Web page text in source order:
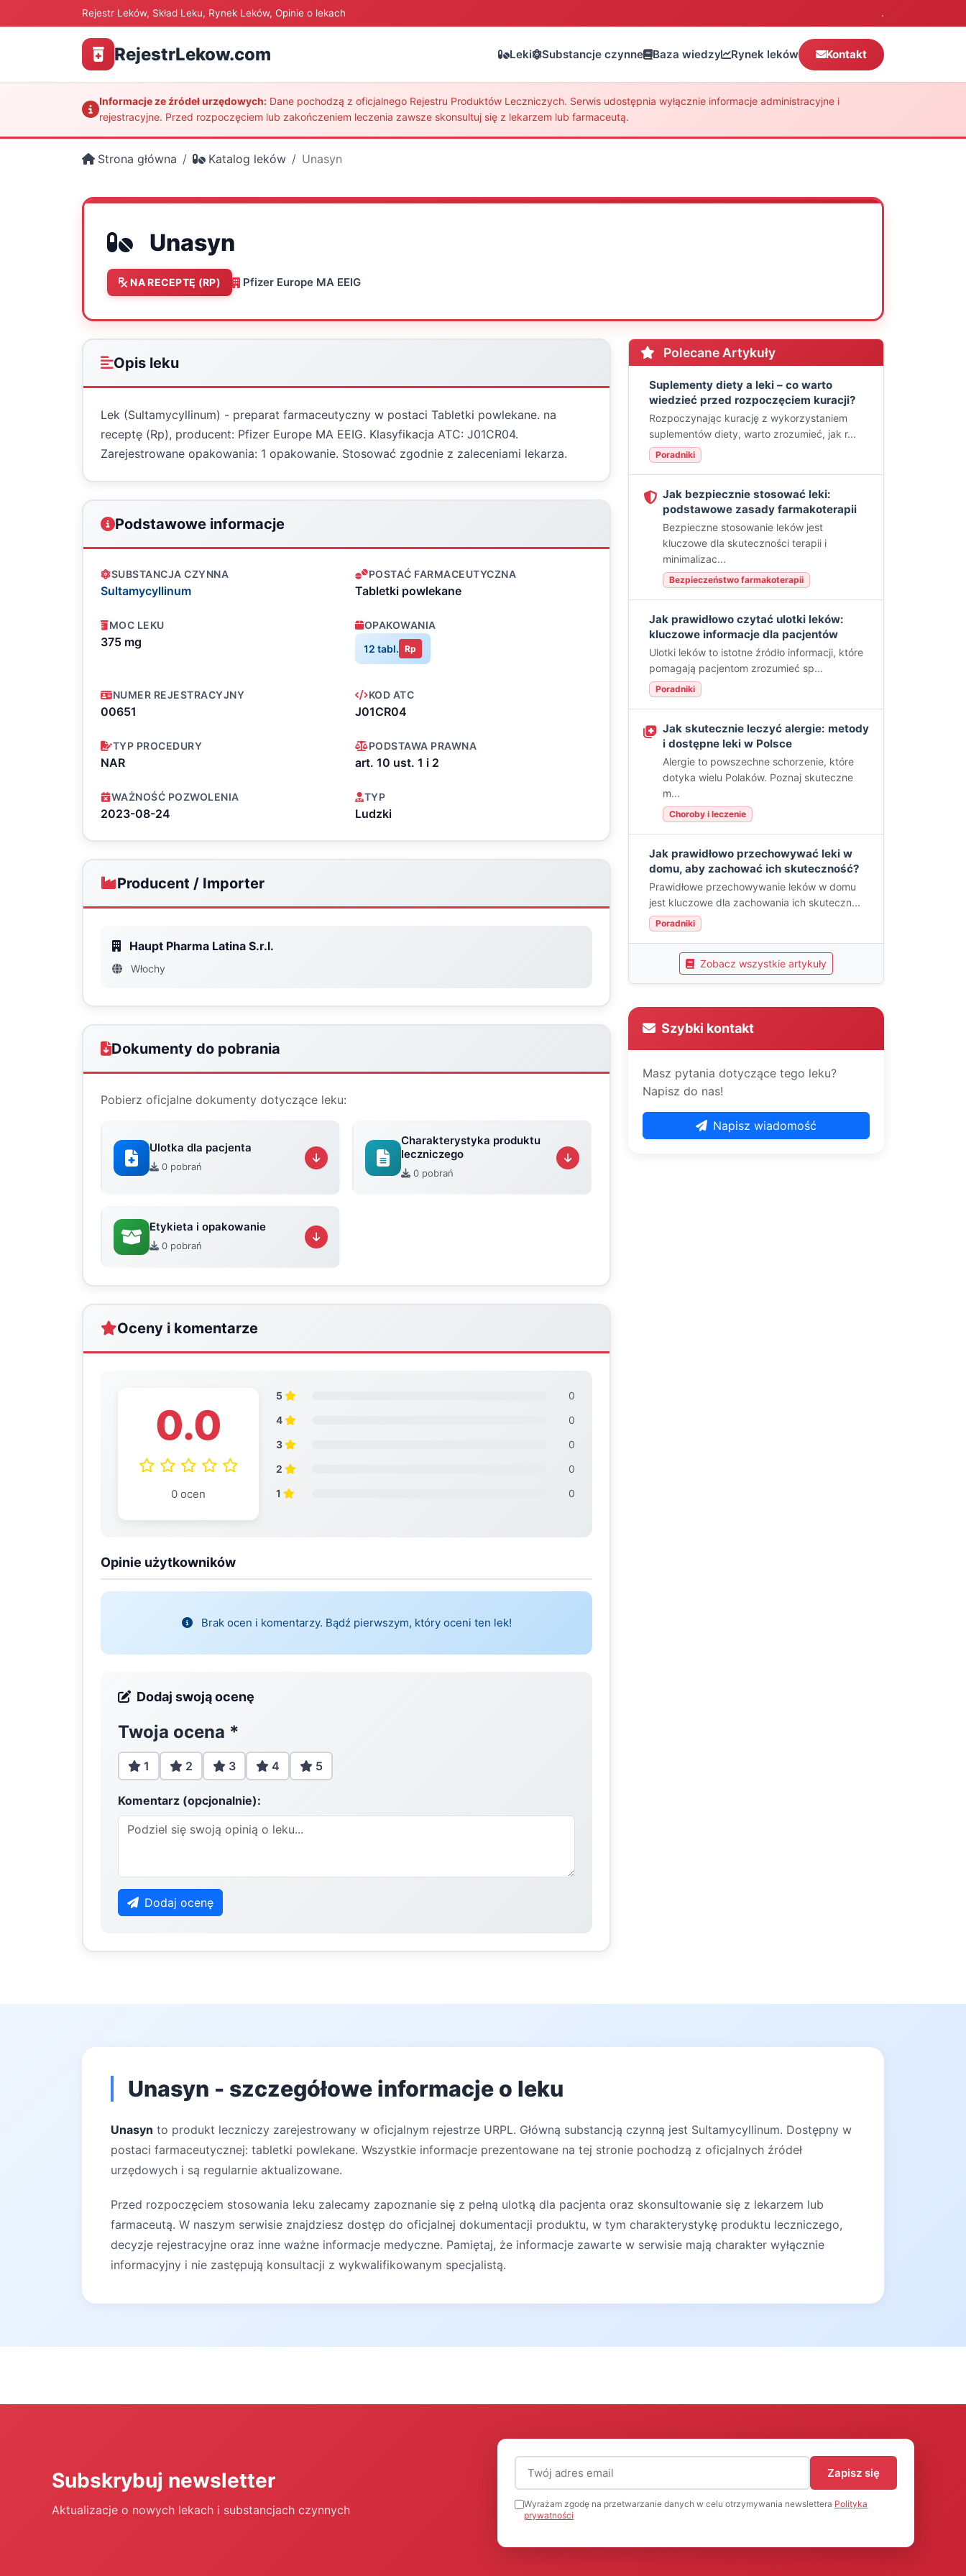
Rejestr Leków, Skład Leku, Rynek Leków, Opinie o lekach .
RejestrLekow.com Leki Substancje czynne Baza wiedzy Rynek leków Kontakt
Informacje ze źródeł urzędowych: Dane pochodzą z oficjalnego Rejestru Produktów Leczniczych. Serwis udostępnia wyłącznie informacje administracyjne i
rejestracyjne. Przed rozpoczęciem lub zakończeniem leczenia zawsze skonsultuj się z lekarzem lub farmaceutą.
Strona główna Katalog leków Unasyn
Unasyn
NA RECEPTĘ (RP) Pfizer Europe MA EEIG
Opis leku
Lek (Sultamycyllinum) - preparat farmaceutyczny w postaci Tabletki powlekane. na
receptę (Rp), producent: Pfizer Europe MA EEIG. Klasyfikacja ATC: J01CR04.
Zarejestrowane opakowania: 1 opakowanie. Stosować zgodnie z zaleceniami lekarza.
Podstawowe informacje
SUBSTANCJA CZYNNA
Sultamycyllinum
POSTAĆ FARMACEUTYCZNA
Tabletki powlekane
MOC LEKU
375 mg
OPAKOWANIA
12 tabl. Rp
NUMER REJESTRACYJNY
00651
KOD ATC
J01CR04
TYP PROCEDURY
NAR
PODSTAWA PRAWNA
art. 10 ust. 1 i 2
WAŻNOŚĆ POZWOLENIA
2023-08-24
TYP
Ludzki
Producent / Importer
Haupt Pharma Latina S.r.l.
Włochy
Dokumenty do pobrania
Pobierz oficjalne dokumenty dotyczące leku:
Ulotka dla pacjenta
0 pobrań
Charakterystyka produktu
leczniczego
0 pobrań
Etykieta i opakowanie
0 pobrań
Oceny i komentarze
0.0
0 ocen
5
0
4
0
3
0
2
0
1
0
Opinie użytkowników
Brak ocen i komentarzy. Bądź pierwszym, który oceni ten lek!
Dodaj swoją ocenę
Twoja ocena *
1 2 3 4 5
Komentarz (opcjonalnie):
Dodaj ocenę
Polecane Artykuły
Suplementy diety a leki – co warto
wiedzieć przed rozpoczęciem kuracji?
Rozpoczynając kurację z wykorzystaniem
suplementów diety, warto zrozumieć, jak r...
Poradniki
Jak bezpiecznie stosować leki:
podstawowe zasady farmakoterapii
Bezpieczne stosowanie leków jest
kluczowe dla skuteczności terapii i
minimalizac...
Bezpieczeństwo farmakoterapii
Jak prawidłowo czytać ulotki leków:
kluczowe informacje dla pacjentów
Ulotki leków to istotne źródło informacji, które
pomagają pacjentom zrozumieć sp...
Poradniki
Jak skutecznie leczyć alergie: metody
i dostępne leki w Polsce
Alergie to powszechne schorzenie, które
dotyka wielu Polaków. Poznaj skuteczne
m...
Choroby i leczenie
Jak prawidłowo przechowywać leki w
domu, aby zachować ich skuteczność?
Prawidłowe przechowywanie leków w domu
jest kluczowe dla zachowania ich skuteczn...
Poradniki
Zobacz wszystkie artykuły
Szybki kontakt
Masz pytania dotyczące tego leku?
Napisz do nas!
Napisz wiadomość
Unasyn - szczegółowe informacje o leku
Unasyn to produkt leczniczy zarejestrowany w oficjalnym rejestrze URPL. Główną substancją czynną jest Sultamycyllinum. Dostępny w
postaci farmaceutycznej: tabletki powlekane. Wszystkie informacje prezentowane na tej stronie pochodzą z oficjalnych źródeł
urzędowych i są regularnie aktualizowane.
Przed rozpoczęciem stosowania leku zalecamy zapoznanie się z pełną ulotką dla pacjenta oraz skonsultowanie się z lekarzem lub
farmaceutą. W naszym serwisie znajdziesz dostęp do oficjalnej dokumentacji produktu, w tym charakterystykę produktu leczniczego,
decyzje rejestracyjne oraz inne ważne informacje medyczne. Pamiętaj, że informacje zawarte w serwisie mają charakter wyłącznie
informacyjny i nie zastępują konsultacji z wykwalifikowanym specjalistą.
Subskrybuj newsletter
Aktualizacje o nowych lekach i substancjach czynnych
Adres email (wymagany)
Zapisz się
Wyrażam zgodę na przetwarzanie danych w celu otrzymywania newslettera Polityka
prywatności